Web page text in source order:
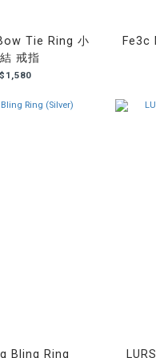
Tie Ring 小
戒指
Fe3c
Bling Ring